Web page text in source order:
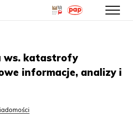
treści
ws. katastrofy
informacje, analizy i